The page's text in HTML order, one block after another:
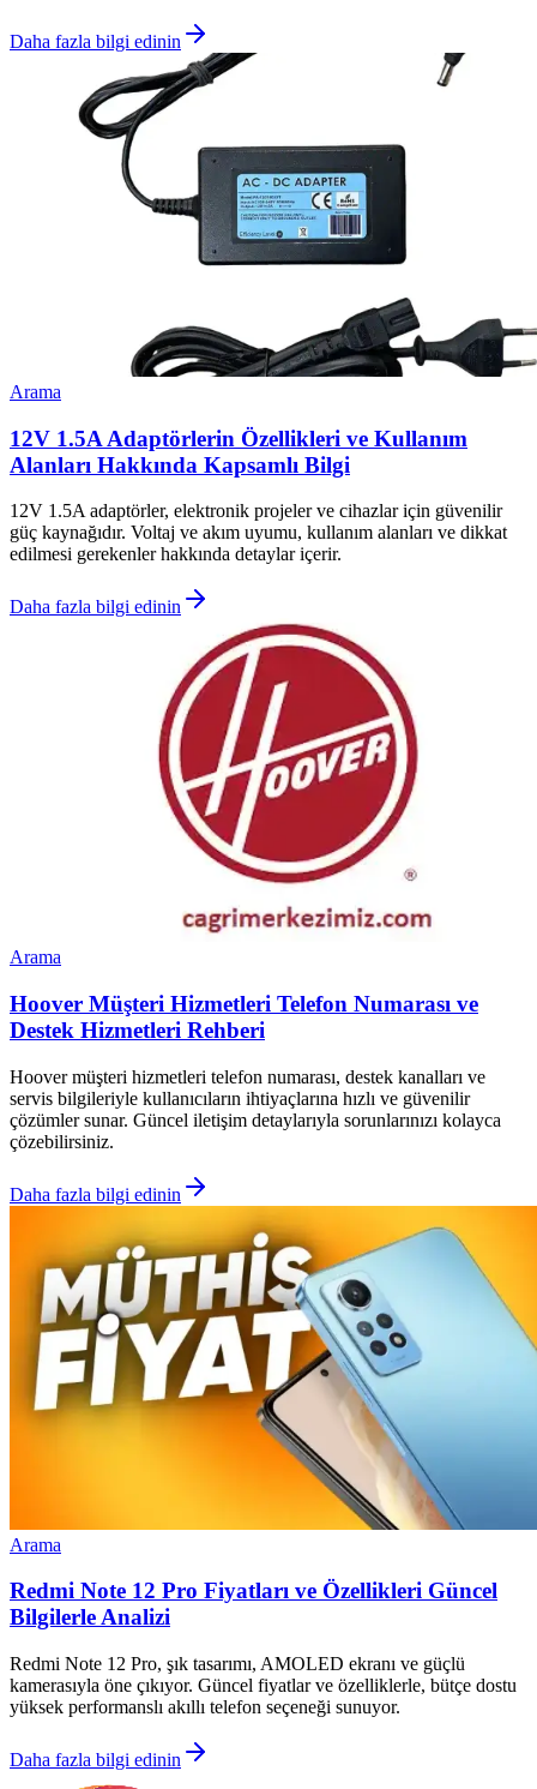
Daha fazla bilgi edinin
Arama
12V 1.5A Adaptörlerin Özellikleri ve Kullanım
Alanları Hakkında Kapsamlı Bilgi
12V 1.5A adaptörler, elektronik projeler ve cihazlar için güvenilir
güç kaynağıdır. Voltaj ve akım uyumu, kullanım alanları ve dikkat
edilmesi gerekenler hakkında detaylar içerir.
Daha fazla bilgi edinin
Arama
Hoover Müşteri Hizmetleri Telefon Numarası ve
Destek Hizmetleri Rehberi
Hoover müşteri hizmetleri telefon numarası, destek kanalları ve
servis bilgileriyle kullanıcıların ihtiyaçlarına hızlı ve güvenilir
çözümler sunar. Güncel iletişim detaylarıyla sorunlarınızı kolayca
çözebilirsiniz.
Daha fazla bilgi edinin
Arama
Redmi Note 12 Pro Fiyatları ve Özellikleri Güncel
Bilgilerle Analizi
Redmi Note 12 Pro, şık tasarımı, AMOLED ekranı ve güçlü
kamerasıyla öne çıkıyor. Güncel fiyatlar ve özelliklerle, bütçe dostu
yüksek performanslı akıllı telefon seçeneği sunuyor.
Daha fazla bilgi edinin